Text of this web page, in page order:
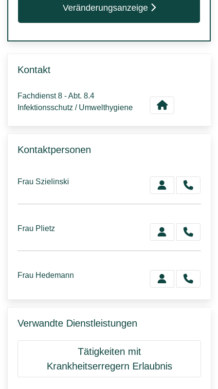
Veränderungsanzeige
Kontakt
Fachdienst 8 - Abt. 8.4
Infektionsschutz / Umwelthygiene
Kontaktpersonen
Frau Szielinski
Frau Plietz
Frau Hedemann
Verwandte Dienstleistungen
Tätigkeiten mit
Krankheitserregern Erlaubnis